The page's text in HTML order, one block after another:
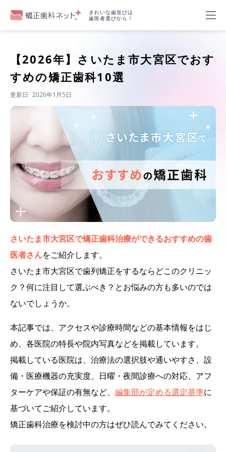
きれいな歯並びは
歯医者選びから！
【2026年】 さいたま市大宮区でおす
すめの矯正歯科10選
更新日 2026年1月5日
さいたま市大宮区で矯正歯科治療ができるおすすめの歯
医者さんをご紹介します。
さいたま市大宮区で歯列矯正をするならどこのクリニッ
ク？何に注目して選ぶべき？とお悩みの方も多いのでは
ないでしょうか。
本記事では、アクセスや診療時間などの基本情報をはじ
め、各医院の特長や院内写真などを掲載しています。
掲載している医院は、治療法の選択肢や通いやすさ、設
備・医療機器の充実度、日曜・夜間診療への対応、アフ
ターケアや保証の有無など、 編集部が定める選定基準に
基づいてご紹介しています。
矯正歯科治療を検討中の方はぜひ読んでみてください。